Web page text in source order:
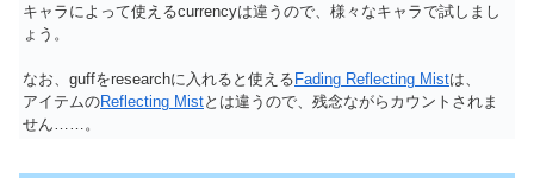
キャラによって使えるcurrencyは違うので、様々なキャラで試しまし
ょう。
なお、guffをresearchに入れると使える Fading Reflecting Mistは、
アイテムのReflecting Mistとは違うので、残念ながらカウントされま
せん……。